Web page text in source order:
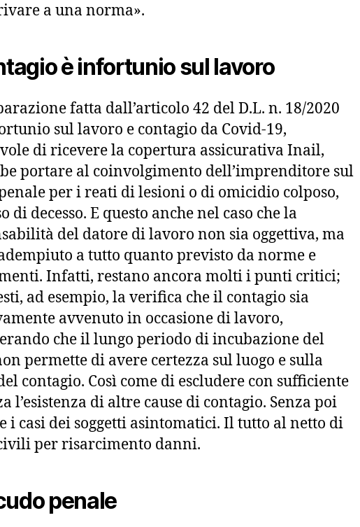
a una norma».
è infortunio sul lavoro
fatta dall’articolo 42 del D.L. n. 18/2020
sul lavoro e contagio da Covid-19,
di ricevere la copertura assicurativa Inail,
portare al coinvolgimento dell’imprenditore sul
per i reati di lesioni o di omicidio colposo,
di decesso. E questo anche nel caso che la
del datore di lavoro non sia oggettiva, ma
a tutto quanto previsto da norme e
Infatti, restano ancora molti i punti critici;
ad esempio, la verifica che il contagio sia
avvenuto in occasione di lavoro,
che il lungo periodo di incubazione del
permette di avere certezza sul luogo e sulla
contagio. Così come di escludere con sufficiente
l’esistenza di altre cause di contagio. Senza poi
i casi dei soggetti asintomatici. Il tutto al netto di
per risarcimento danni.
penale